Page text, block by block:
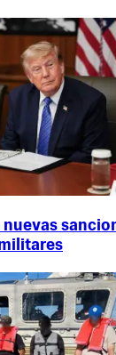
nuevas